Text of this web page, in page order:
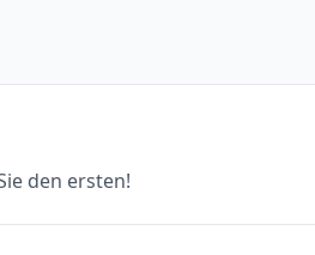
den ersten!